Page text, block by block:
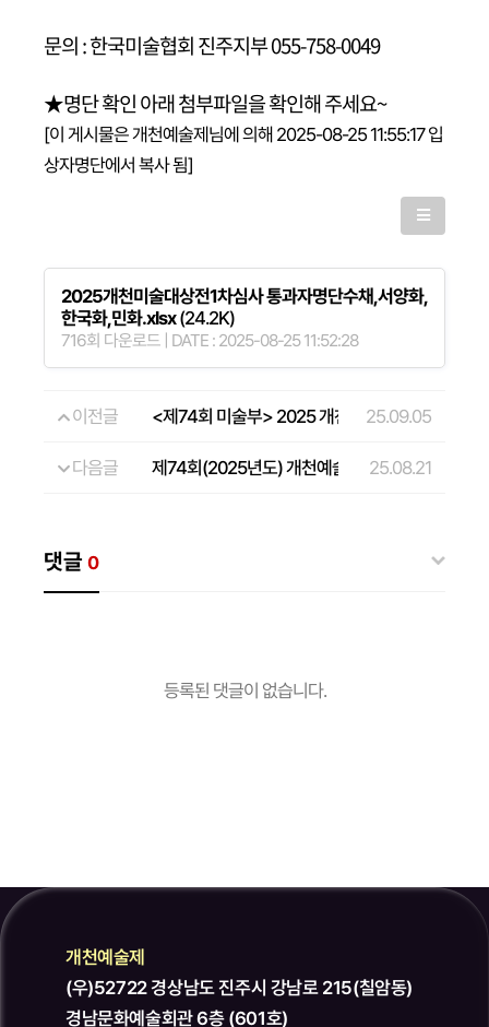
문의 : 한국미술협회 진주지부 055-758-0049
★명단 확인 아래 첨부파일을 확인해 주세요~
[이 게시물은 개천예술제님에 의해 2025-08-25 11:55:17 입
상자명단에서 복사 됨]
2025개천미술대상전1차심사 통과자명단수채,서양화,
한국화,민화.xlsx(24.2K)
716회 다운로드 | DATE : 2025-08-25 11:52:28
이전글 <제74회 미술부> 2025 개천미술대상전 입상자
25.09.05
다음글 제74회(2025년도) 개천예술제 가장행렬 참가자
25.08.21
댓글 0
등록된 댓글이 없습니다.
개천예술제
(우)52722 경상남도 진주시 강남로 215(칠암동)
경남문화예술회관 6층 (601호)